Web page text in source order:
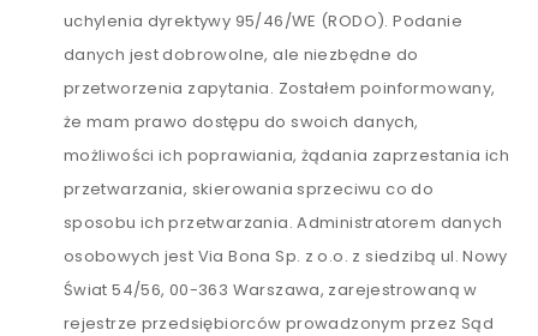
uchylenia dyrektywy 95/46/WE (RODO). Podanie
danych jest dobrowolne, ale niezbędne do
przetworzenia zapytania. Zostałem poinformowany,
że mam prawo dostępu do swoich danych,
możliwości ich poprawiania, żądania zaprzestania ich
przetwarzania, skierowania sprzeciwu co do
sposobu ich przetwarzania. Administratorem danych
osobowych jest Via Bona Sp. z o.o. z siedzibą ul. Nowy
Świat 54/56, 00-363 Warszawa, zarejestrowaną w
rejestrze przedsiębiorców prowadzonym przez Sąd